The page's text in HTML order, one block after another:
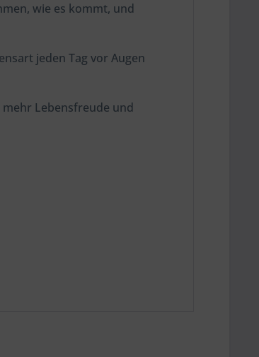
wie es kommt, und
jeden Tag vor Augen
Lebensfreude und